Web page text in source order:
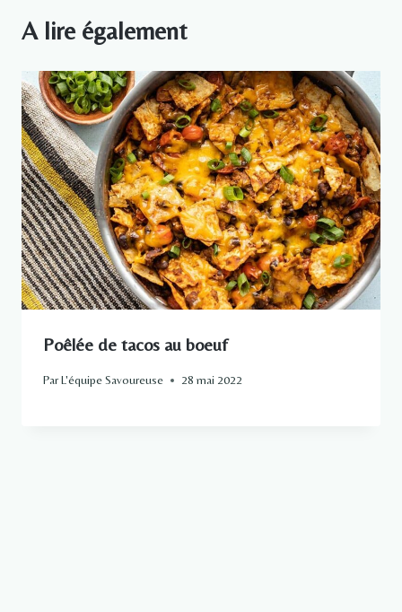
A lire également
Poêlée de tacos au boeuf
ParL'équipe Savoureuse 28 mai 2022